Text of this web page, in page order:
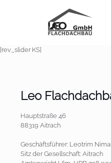
[rev_slider KS]
Leo
Hauptstraße 46
88319 Aitrach
Geschäftsführer: Leotrim
Sitz der Gesellschaft: Aitrach